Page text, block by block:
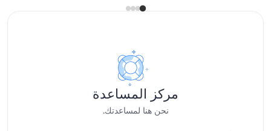
مركز المساعدة
نحن هنا لمساعدتك.